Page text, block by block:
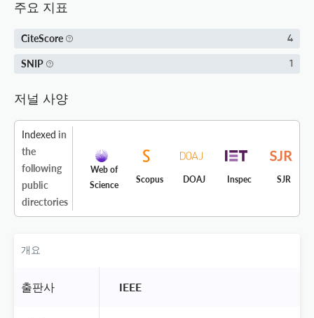
주요 지표
CiteScore 4
SNIP 1
저널 사양
Indexed in
the
following
public
directories
Web of
Science
Scopus DOAJ Inspec SJR
개요
출판사 IEEE